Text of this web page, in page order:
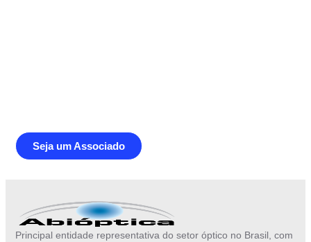
Seja um Associado
Principal entidade representativa do setor óptico no Brasil, com